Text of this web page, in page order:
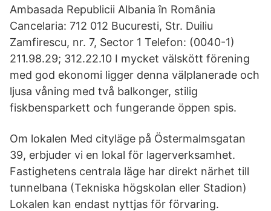
Ambasada Republicii Albania în România
Cancelaria: 712 012 Bucuresti, Str. Duiliu
Zamfirescu, nr. 7, Sector 1 Telefon: (0040-1)
211.98.29; 312.22.10 I mycket välskött förening
med god ekonomi ligger denna välplanerade och
ljusa våning med två balkonger, stilig
fiskbensparkett och fungerande öppen spis.
Om lokalen Med cityläge på Östermalmsgatan
39, erbjuder vi en lokal för lagerverksamhet.
Fastighetens centrala läge har direkt närhet till
tunnelbana (Tekniska högskolan eller Stadion)
Lokalen kan endast nyttjas för förvaring.